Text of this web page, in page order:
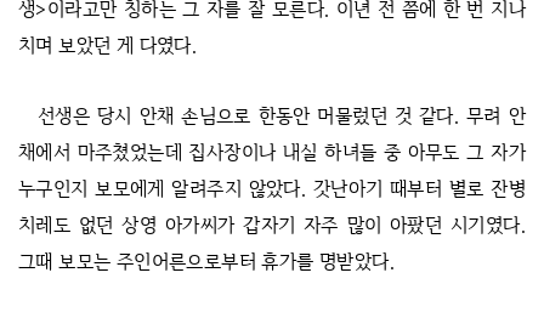
생>이라고만 칭하는 그 자를 잘 모른다. 이년 전 쯤에 한 번 지나
치며 보았던 게 다였다.
선생은 당시 안채 손님으로 한동안 머물렀던 것 같다. 무려 안
채에서 마주쳤었는데 집사장이나 내실 하녀들 중 아무도 그 자가
누구인지 보모에게 알려주지 않았다. 갓난아기 때부터 별로 잔병
치레도 없던 상영 아가씨가 갑자기 자주 많이 아팠던 시기였다.
그때 보모는 주인어른으로부터 휴가를 명받았다.